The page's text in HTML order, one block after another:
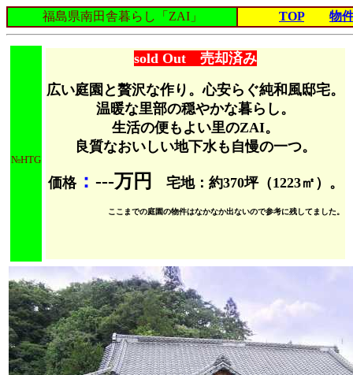
福島県南田舎暮らし「ZAI」 TOP 物
№HTG
sold Out 売却済み
広い庭園と贅沢な作り。心安らぐ純和風邸宅。
温暖な里部の穏やかな暮らし。
生活の便もよい里のZAI。
良質なおいしい地下水も自慢の一つ。
価格： ---万円 宅地：約370坪（1223㎡）。
ここまでの庭園の物件はなかなか出ないので参考に残してました。